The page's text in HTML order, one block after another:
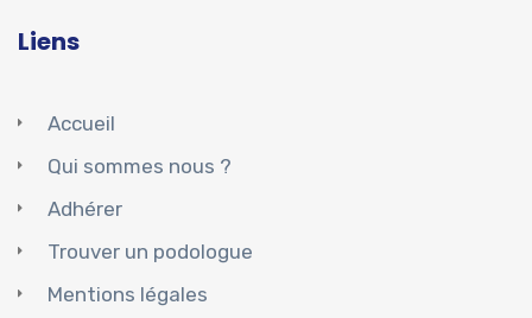
Liens
Accueil
Qui sommes nous ?
Adhérer
Trouver un podologue
Mentions légales